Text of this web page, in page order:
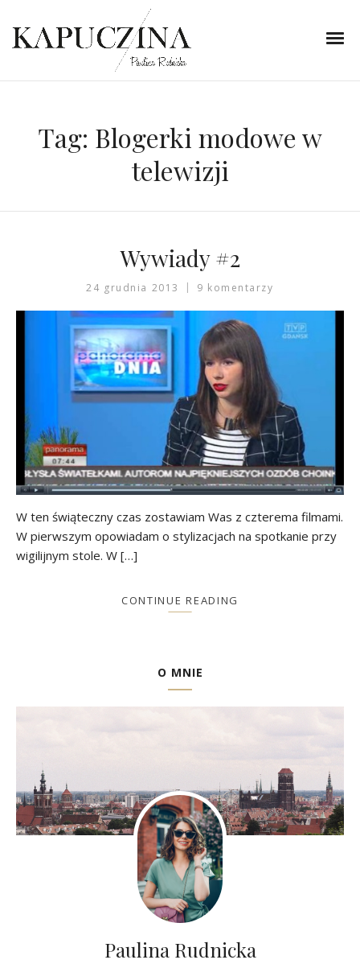
Tag: Blogerki modowe w
telewizji
Wywiady #2
24 grudnia 2013 9 komentarzy
W ten świąteczny czas zostawiam Was z czterema filmami.
W pierwszym opowiadam o stylizacjach na spotkanie przy
wigilijnym stole. W […]
CONTINUE READING
O MNIE
Paulina Rudnicka